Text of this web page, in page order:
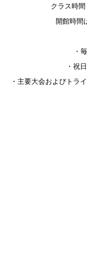
クラス時間
開館時間
・
・祝
・主要大会およびトラ